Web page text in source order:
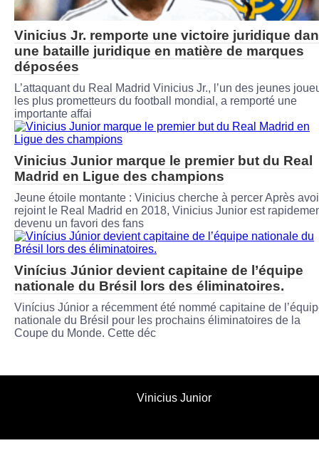
Vinicius Jr. remporte une victoire juridique
une bataille juridique en matière de marques
déposées
L’attaquant du Real Madrid Vinicius Jr., l’un des jeunes
les plus prometteurs du football mondial, a remporté une
importante affai
Vinicius Junior marque le premier but du Real
Madrid en Ligue des champions
Jeune étoile montante : Vinicius cherche à percer Après
rejoint le Real Madrid en 2018, Vinicius Junior est
devenu un favori des fans
Vinícius Júnior devient capitaine de l’équipe
nationale du Brésil lors des éliminatoires.
Vinícius Júnior a récemment été nommé capitaine de
nationale du Brésil pour les prochains éliminatoires de la
Coupe du Monde. Cette déc
Vinicius Junior